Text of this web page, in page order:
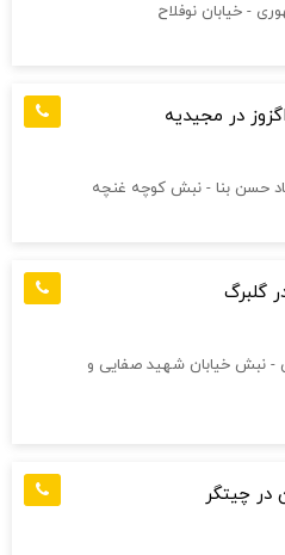
- خیابان نوفلاح
در مجیدیه
حسن بنا - نبش کوچه غنچه
گلبرگ
- نبش خیابان شهید صفایی و
در چیتگر